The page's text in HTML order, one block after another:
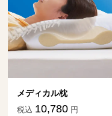
メディカル枕
税込 10,780 円